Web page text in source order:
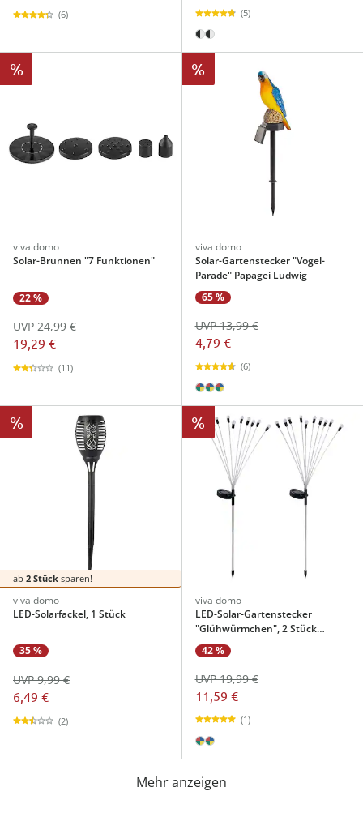
(6) (5)
%
viva domo
Solar-Brunnen "7 Funktionen"
22 %
19,29 €
UVP 24,99 €
(11)
%
viva domo
Solar-Gartenstecker "Vogel-
Parade" Papagei Ludwig
65 %
4,79 €
UVP 13,99 €
(6)
%
ab 2 Stück sparen!
viva domo
LED-Solarfackel, 1 Stück
35 %
6,49 €
UVP 9,99 €
(2)
%
viva domo
LED-Solar-Gartenstecker
"Glühwürmchen", 2 Stück
farbwechsel
42 %
11,59 €
UVP 19,99 €
(1)
Mehr anzeigen